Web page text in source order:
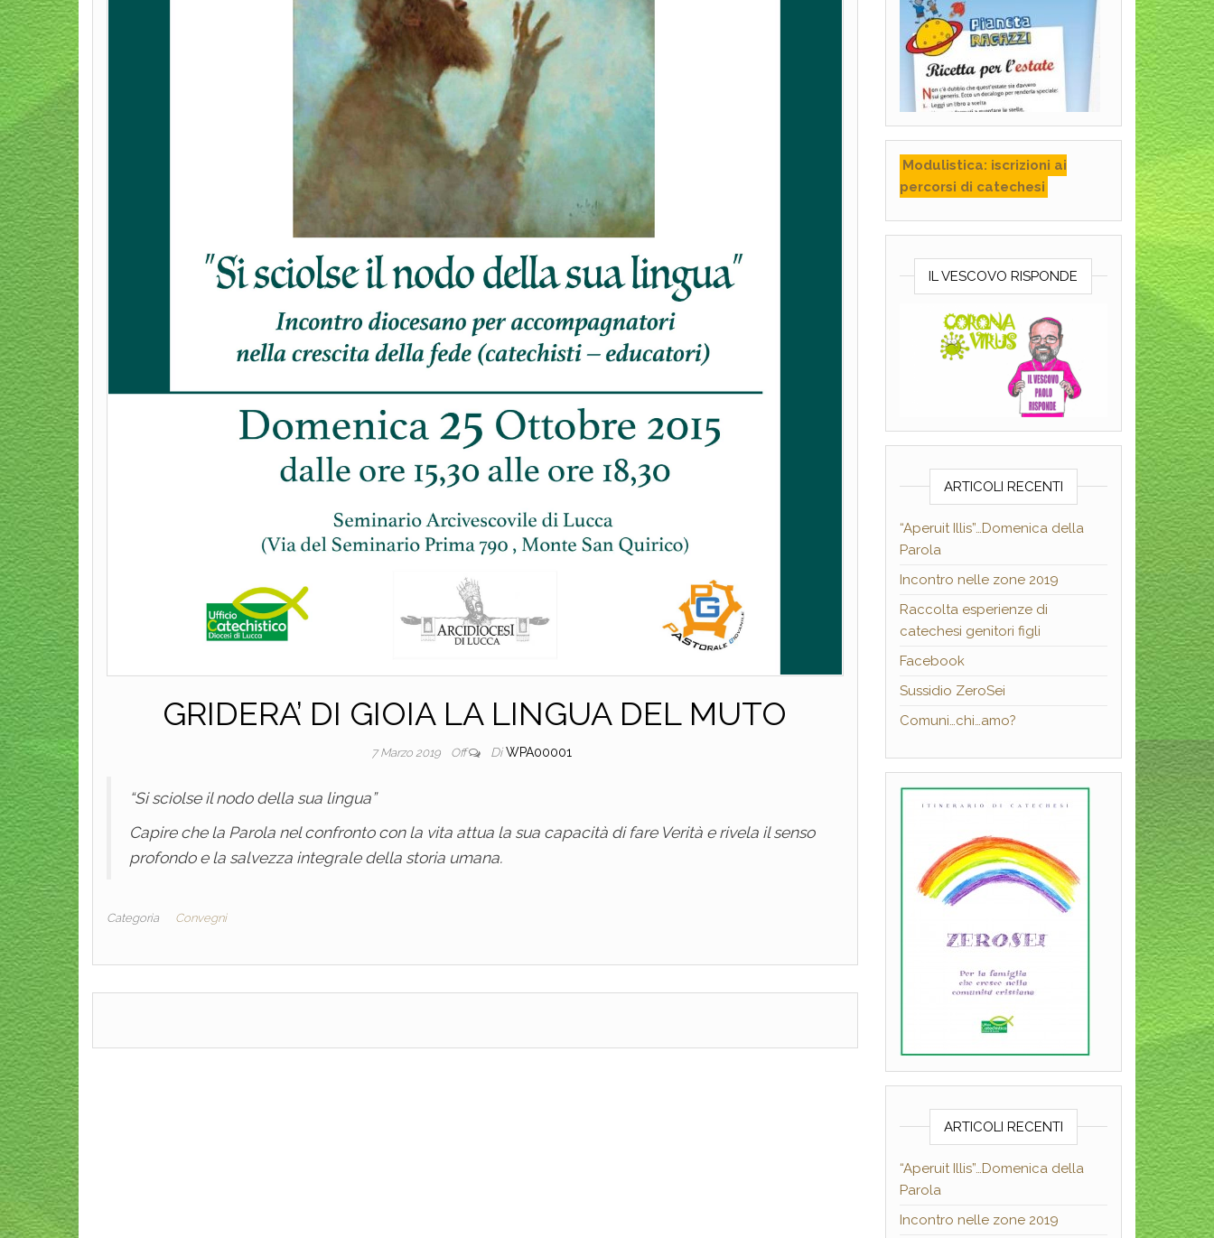
GRIDERA’ DI GIOIA LA LINGUA DEL MUTO
7 Marzo 2019 Off Di WPA00001
“Si sciolse il nodo della sua lingua”
Capire che la Parola nel confronto con la vita attua la sua capacità di fare Verità e rivela il senso
profondo e la salvezza integrale della storia umana.
Categoria Convegni
Modulistica: iscrizioni ai
percorsi di catechesi
IL VESCOVO RISPONDE
ARTICOLI RECENTI
“Aperuit Illis”…Domenica della
Parola
Incontro nelle zone 2019
Raccolta esperienze di
catechesi genitori figli
Facebook
Sussidio ZeroSei
Comuni…chi…amo?
ARTICOLI RECENTI
“Aperuit Illis”…Domenica della
Parola
Incontro nelle zone 2019